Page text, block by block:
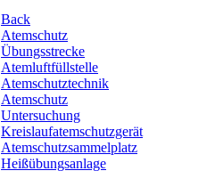
Back
Atemschutz
Übungsstrecke
Atemluftfüllstelle
Atemschutztechnik
Atemschutz
Untersuchung
Kreislaufatemschutzgerät
Atemschutzsammelplatz
Heißübungsanlage